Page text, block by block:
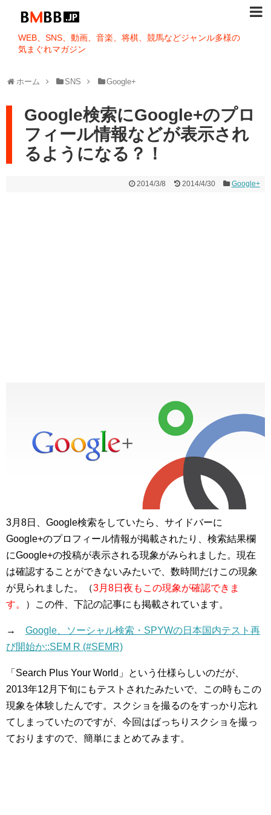
WEB、SNS、動画、音楽、将棋、競馬などジャンル多様の
気まぐれマガジン
ホーム SNS Google+
Google検索にGoogle+のプロ
フィール情報などが表示され
るようになる？！
2014/3/8 2014/4/30 Google+
3月8日、Google検索をしていたら、サイドバーに
Google+のプロフィール情報が掲載されたり、検索結果欄
にGoogle+の投稿が表示される現象がみられました。現在
は確認することができないみたいで、数時間だけこの現象
が見られました。（3月8日夜もこの現象が確認できま
す。
）この件、下記の記事にも掲載されています。
→ Google、ソーシャル検索・SPYWの日本国内テスト再
び開始か::SEM R (#SEMR)
「Search Plus Your World」という仕様らしいのだが、
2013年12月下旬にもテストされたみたいで、この時もこの
現象を体験したんです。スクショを撮るのをすっかり忘れ
てしまっていたのですが、今回はばっちりスクショを撮っ
ておりますので、簡単にまとめてみます。